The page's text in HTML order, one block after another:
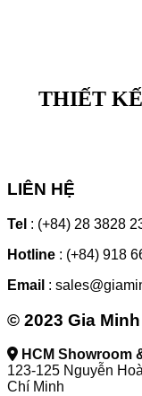
THIẾT
LIÊN HỆ
Tel : (+84) 28 3828
Hotline : (+84) 918
Email :
© 2023 Gia
HCM Showroom
123-125 Nguyễn
Chí Minh